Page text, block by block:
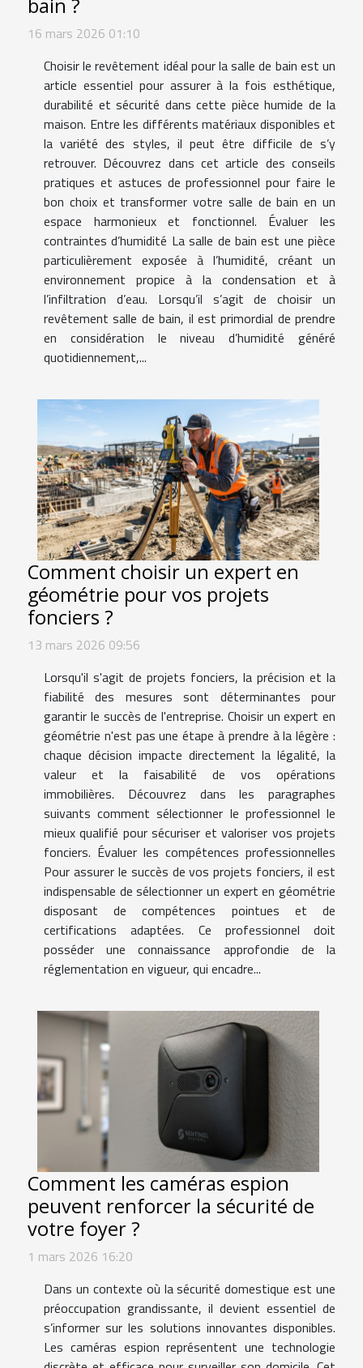
bain ?
16 mars 2026 01:10
Choisir le revêtement idéal pour la salle de bain est un
article essentiel pour assurer à la fois esthétique,
durabilité et sécurité dans cette pièce humide de la
maison. Entre les différents matériaux disponibles et
la variété des styles, il peut être difficile de s’y
retrouver. Découvrez dans cet article des conseils
pratiques et astuces de professionnel pour faire le
bon choix et transformer votre salle de bain en un
espace harmonieux et fonctionnel. Évaluer les
contraintes d’humidité La salle de bain est une pièce
particulièrement exposée à l’humidité, créant un
environnement propice à la condensation et à
l’infiltration d’eau. Lorsqu’il s’agit de choisir un
revêtement salle de bain, il est primordial de prendre
en considération le niveau d’humidité généré
quotidiennement,...
Comment choisir un expert en
géométrie pour vos projets
fonciers ?
13 mars 2026 09:56
Lorsqu'il s'agit de projets fonciers, la précision et la
fiabilité des mesures sont déterminantes pour
garantir le succès de l'entreprise. Choisir un expert en
géométrie n'est pas une étape à prendre à la légère :
chaque décision impacte directement la légalité, la
valeur et la faisabilité de vos opérations
immobilières. Découvrez dans les paragraphes
suivants comment sélectionner le professionnel le
mieux qualifié pour sécuriser et valoriser vos projets
fonciers. Évaluer les compétences professionnelles
Pour assurer le succès de vos projets fonciers, il est
indispensable de sélectionner un expert en géométrie
disposant de compétences pointues et de
certifications adaptées. Ce professionnel doit
posséder une connaissance approfondie de la
réglementation en vigueur, qui encadre...
Comment les caméras espion
peuvent renforcer la sécurité de
votre foyer ?
1 mars 2026 16:20
Dans un contexte où la sécurité domestique est une
préoccupation grandissante, il devient essentiel de
s’informer sur les solutions innovantes disponibles.
Les caméras espion représentent une technologie